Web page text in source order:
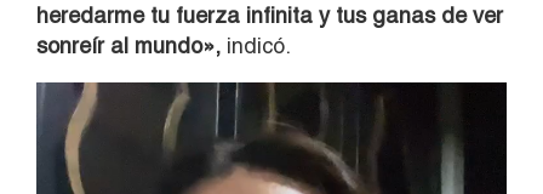
heredarme tu fuerza infinita y tus ganas de ver
sonreír al mundo», indicó.
Reproductor
vídeo